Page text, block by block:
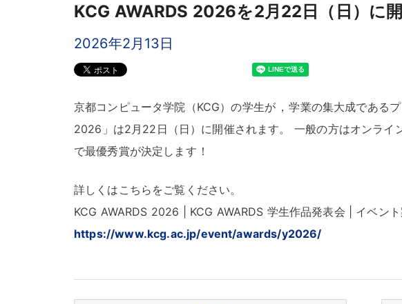
KCG AWARDS 2026を2月22日（日）に
2026年2月13日
京都コンピュータ学院（KCG）の学生が ， 学業の集大成である
2026」は2月22日（日）に開催されます。 一般の方はオンライ
で最優秀賞が決定します ！
詳しくはこちらをご覧ください。
KCG AWARDS 2026 | KCG AWARDS 学生作品発表会 | イベン
https://www.kcg.ac.jp/event/awards/y2026/